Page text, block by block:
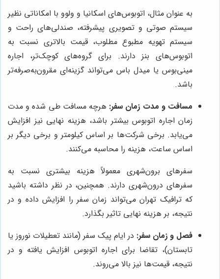
به عنوان مثال، اتوبوس‌های اسکانیا و ولوو با امکاناتی نظیر
سیستم صوتی و تصویری پیشرفته، صندلی‌های راحت و
سیستم تهویه مطبوع مطلوب، قیمت بالاتری نسبت به
اتوبوس‌های بنز دارند. برای گروه‌های کوچک‌تر، اجاره
مینی‌بوس یا میدل باس می‌تواند گزینه‌ای مقرون‌به‌صرفه‌تر
باشد.
مسافت و مدت زمان سفر: هرچه مسافت طی شده و مدت
زمان اجاره اتوبوس بیشتر باشد، هزینه نهایی نیز افزایش
می‌یابد. برخی شرکت‌ها بر اساس کیلومتر و برخی دیگر بر
اساس ساعت، هزینه را محاسبه می‌کنند.
سفرهای برون‌شهری معمولاً هزینه بیشتری نسبت به
سفرهای درون‌شهری دارند. همچنین، در نظر داشته باشید
که ترافیک تهران می‌تواند زمان سفر را افزایش داده و در
نتیجه، بر هزینه نهایی تاثیر بگذارد.
فصل و زمان سفر: در ایام پیک سفر (مانند تعطیلات نوروز یا
تابستان)، تقاضا برای اجاره اتوبوس افزایش یافته و در
نتیجه، قیمت‌ها نیز بالا می‌روند.